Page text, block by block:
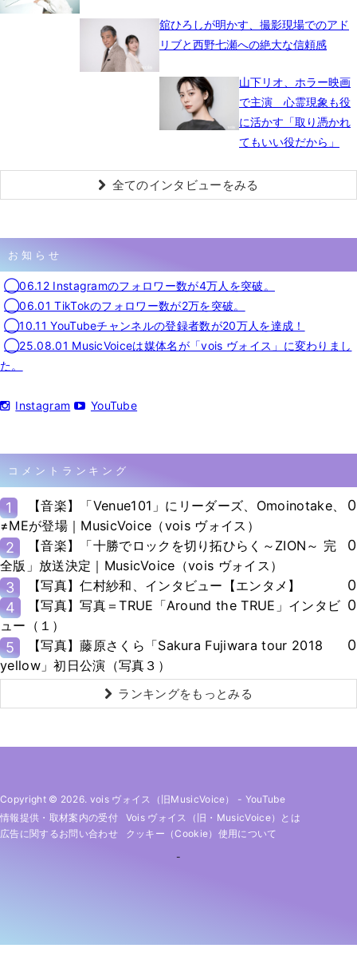
舘ひろしが明かす、撮影現場でのアド
リブと西野七瀬への絶大な信頼感
山下リオ、ホラー映画
で主演 心霊現象も役
に活かす「取り憑かれ
てもいい役だから」
全てのインタビューをみる
お知らせ
◯06.12 Instagramのフォロワー数が4万人を突破。
◯06.01 TikTokのフォロワー数が2万を突破。
◯10.11 YouTubeチャンネルの登録者数が20万人を達成！
◯25.08.01 MusicVoiceは媒体名が「vois ヴォイス」に変わりまし
た。
Instagram YouTube
コメントランキング
1
【音楽】「Venue101」にリーダーズ、Omoinotake、
≠MEが登場｜MusicVoice（vois ヴォイス）
0
2
【音楽】「十勝でロックを切り拓ひらく～ZION～ 完
全版」放送決定｜MusicVoice（vois ヴォイス）
0
3 【写真】仁村紗和、インタビュー【エンタメ】
0
4
【写真】写真＝TRUE「Around the TRUE」インタビ
ュー（１）
0
5
【写真】藤原さくら「Sakura Fujiwara tour 2018
yellow」初日公演（写真３）
0
ランキングをもっとみる
Copyright © 2026. vois ヴォイス（旧MusicVoice） - YouTube
情報提供・取材案内の受付
Vois ヴォイス（旧・MusicVoice）とは
広告に関するお問い合わせ
クッキー（cookie）使用について
-